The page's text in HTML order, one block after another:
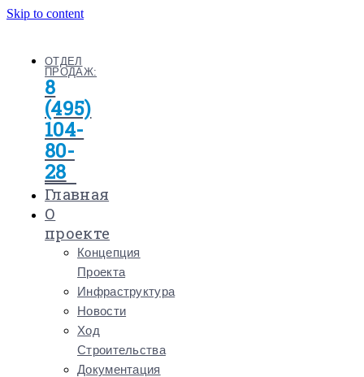
Skip to content
ОТДЕЛ
ПРОДАЖ:
8
(495)
104-
80-
28
Главная
О
проекте
Концепция
Проекта
Инфраструктура
Новости
Ход
Строительства
Документация